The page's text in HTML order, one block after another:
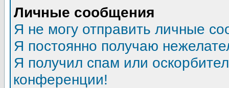
Личные сообщения
Я не могу отправить личные
Я постоянно получаю
Я получил спам или
конференции!